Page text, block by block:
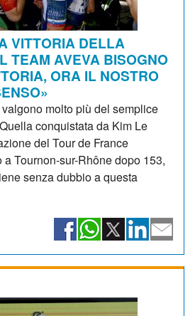
VITTORIA DELLA
TEAM AVEVA BISOGNO
ORA IL NOSTRO
molto più del semplice
conquistata da Kim Le
del Tour de France
a Tournon-sur-Rhône dopo 153,
senza dubbio a questa